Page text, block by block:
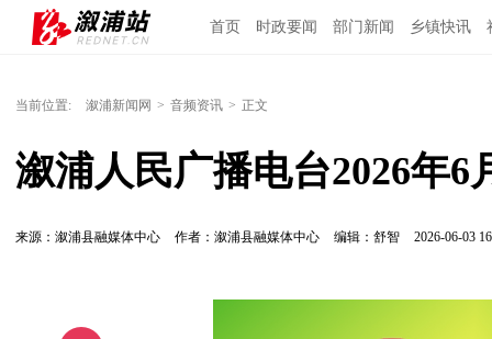
首页 时政要闻 部门新闻 乡镇快讯
当前位置: 溆浦新闻网 > 音频资讯 > 正文
溆浦人民广播电台2026年6
来源：溆浦县融媒体中心 作者：溆浦县融媒体中心 编辑：舒智 2026-06-03